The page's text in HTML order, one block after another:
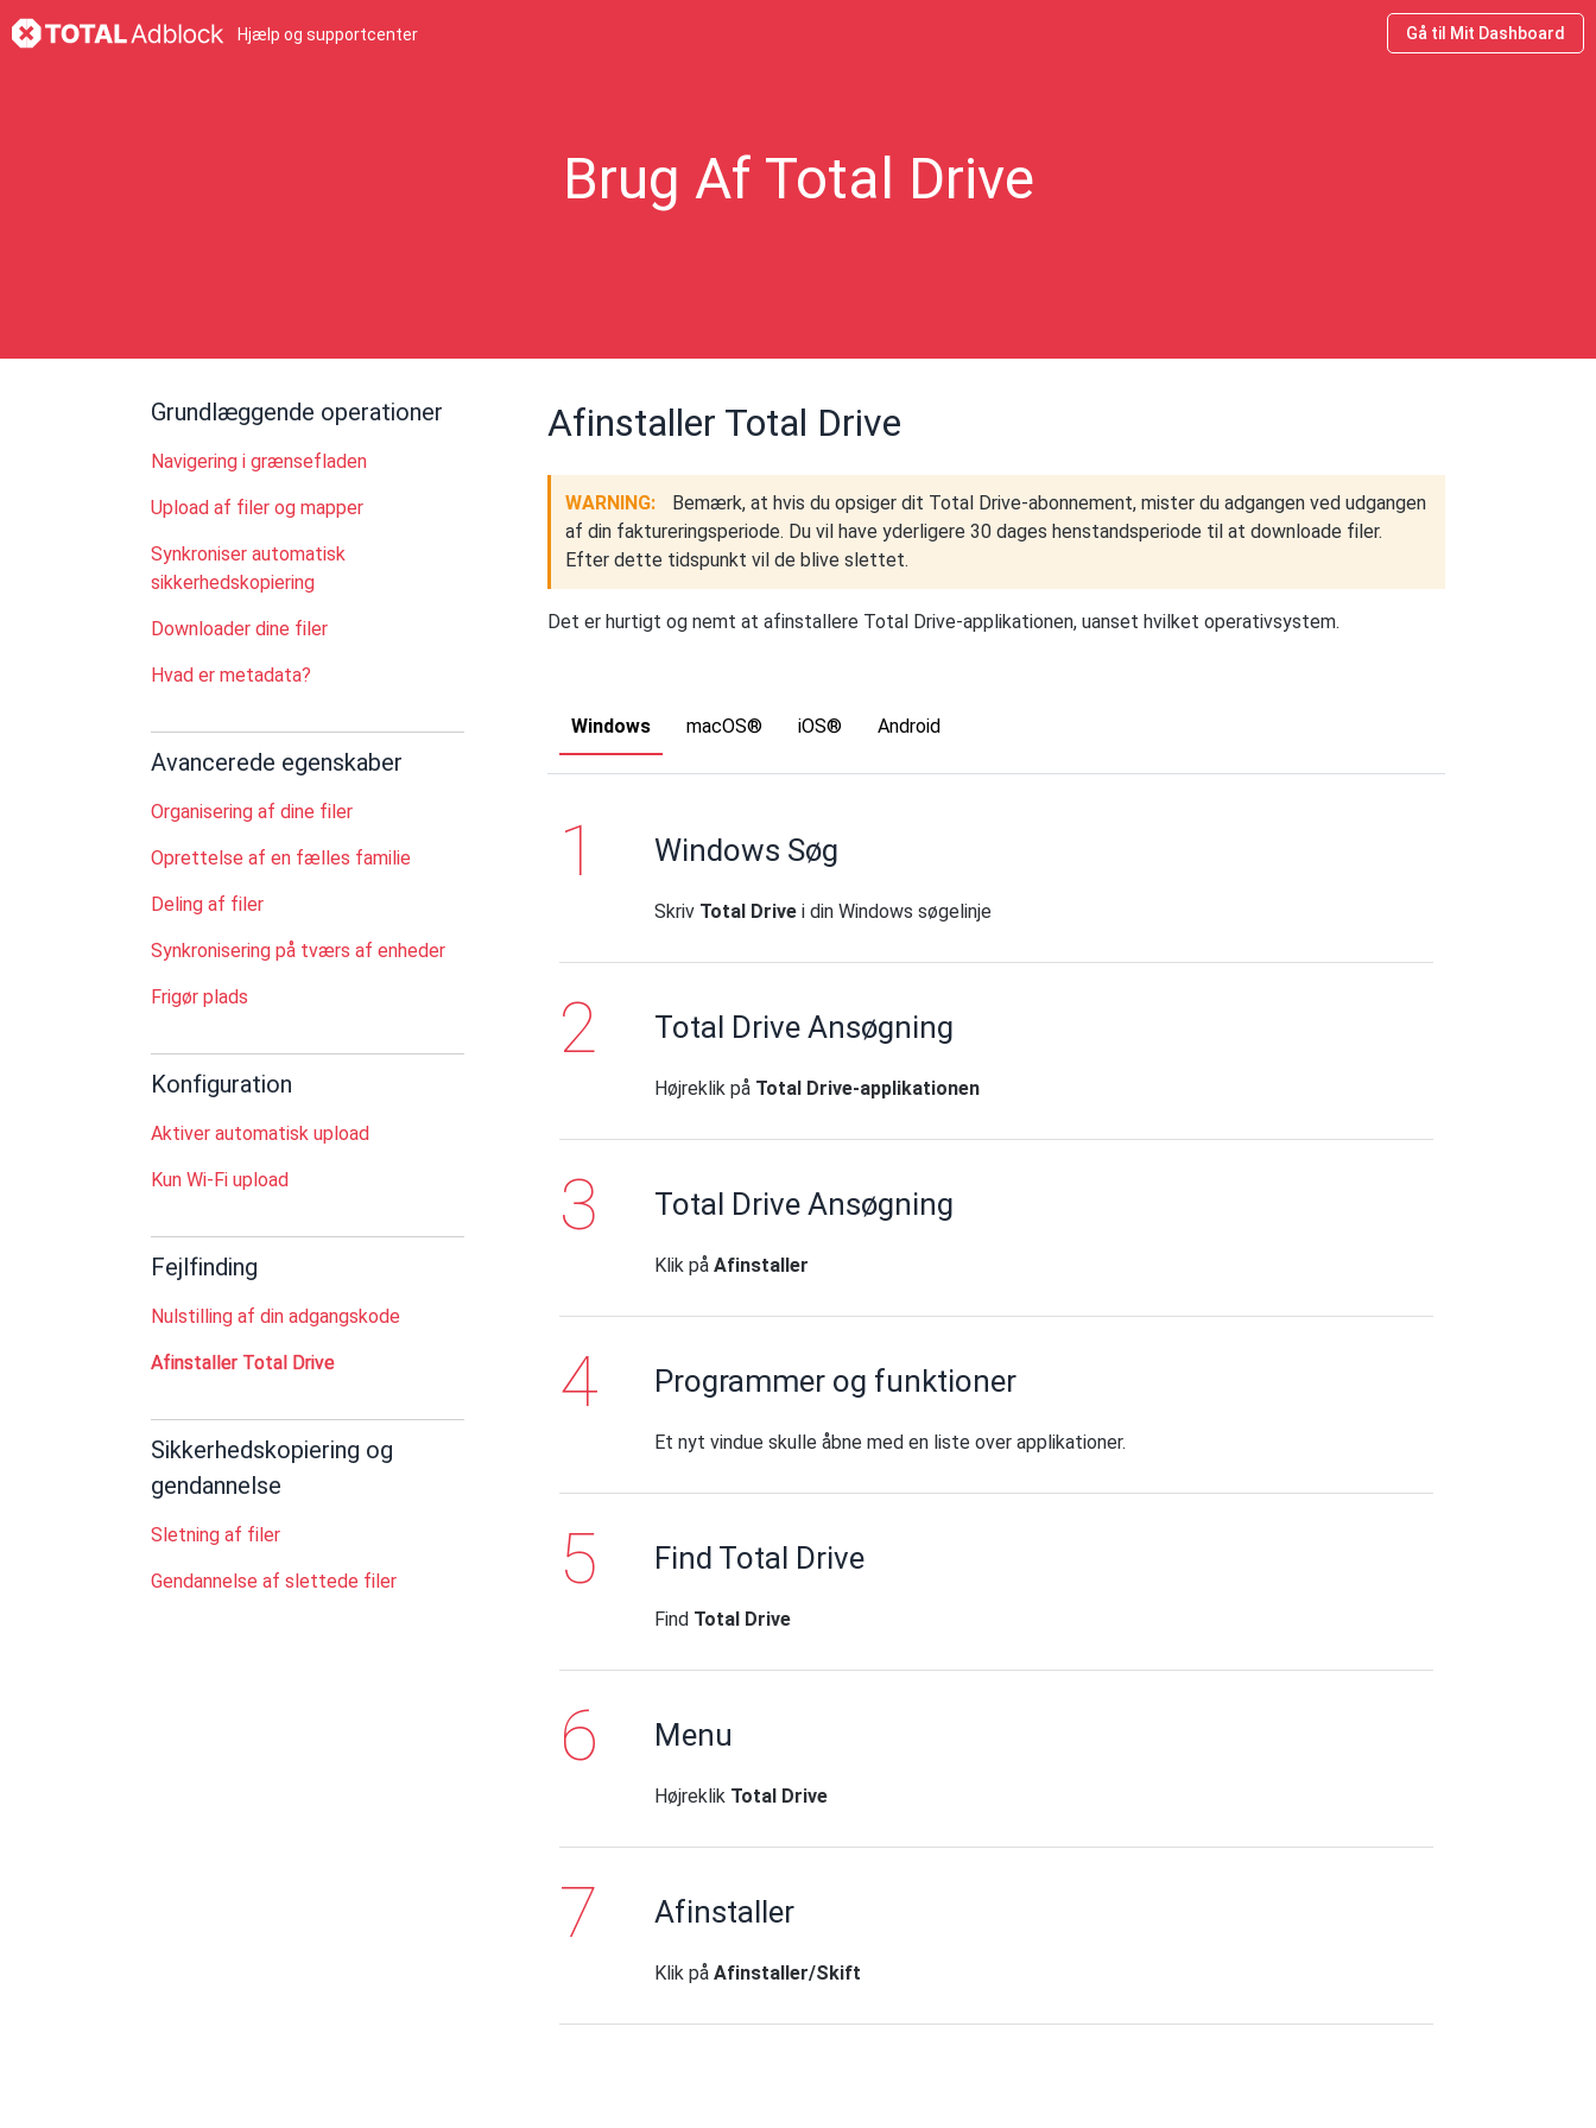
Hjælp og supportcenter Gå til Mit Dashboard
Brug Af Total Drive
Grundlæggende operationer
Navigering i grænsefladen
Upload af filer og mapper
Synkroniser automatisk
sikkerhedskopiering
Downloader dine filer
Hvad er metadata?
Avancerede egenskaber
Organisering af dine filer
Oprettelse af en fælles familie
Deling af filer
Synkronisering på tværs af enheder
Frigør plads
Konfiguration
Aktiver automatisk upload
Kun Wi-Fi upload
Fejlfinding
Nulstilling af din adgangskode
Afinstaller Total Drive
Sikkerhedskopiering og
gendannelse
Sletning af filer
Gendannelse af slettede filer
Afinstaller Total Drive
WARNING:
Bemærk, at hvis du opsiger dit Total Drive-abonnement, mister du adgangen ved udgangen
af din faktureringsperiode. Du vil have yderligere 30 dages henstandsperiode til at downloade filer.
Efter dette tidspunkt vil de blive slettet.
Det er hurtigt og nemt at afinstallere Total Drive-applikationen, uanset hvilket operativsystem.
Windows macOS® iOS® Android
Windows Søg
Skriv Total Drive i din Windows søgelinje
Total Drive Ansøgning
Højreklik på Total Drive-applikationen
Total Drive Ansøgning
Klik påAfinstaller
Programmer og funktioner
Et nyt vindue skulle åbne med en liste over applikationer.
Find Total Drive
Find Total Drive
Menu
Højreklik Total Drive
Afinstaller
Klik påAfinstaller/Skift